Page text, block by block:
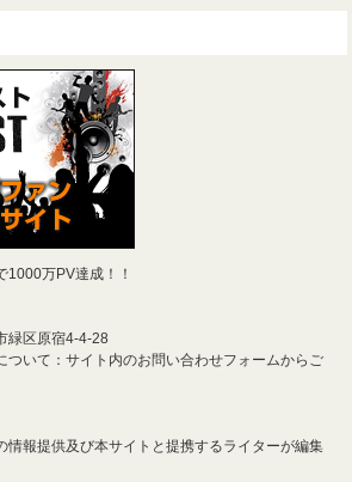
1000万PV達成！！
緑区原宿4-4-28
ついて：サイト内のお問い合わせフォームからご
情報提供及び本サイトと提携するライターが編集